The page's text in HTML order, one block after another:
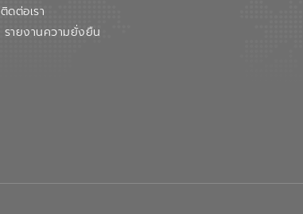
ติดต่อเรา
รายงานความยั่งยืน